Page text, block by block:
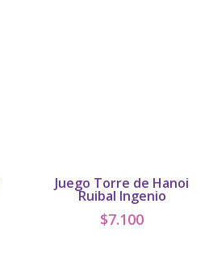
Juego Torre de Hanoi
Ruibal Ingenio
$7.100